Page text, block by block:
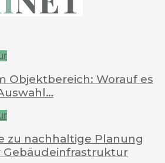
Objektbereich: Worauf es
zu nachhaltige Planung
Gebäudeinfrastruktur